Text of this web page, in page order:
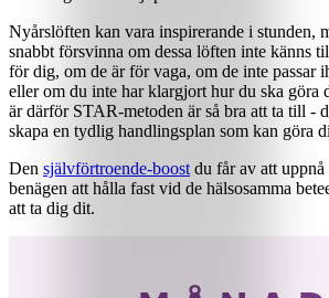
Nyårslöften kan vara inspirerande i stunden,
snabbt försvinna om dessa löften inte känns
för dig, om de är för vaga, om de inte passar
eller om du inte har klargjort hur du ska göra
är därför STAR-metoden är så bra att ta till -
skapa en tydlig handlingsplan som kan göra
Den självförtroende-boost du får av att
benägen att hålla fast vid de hälsosamma
att ta dig dit.